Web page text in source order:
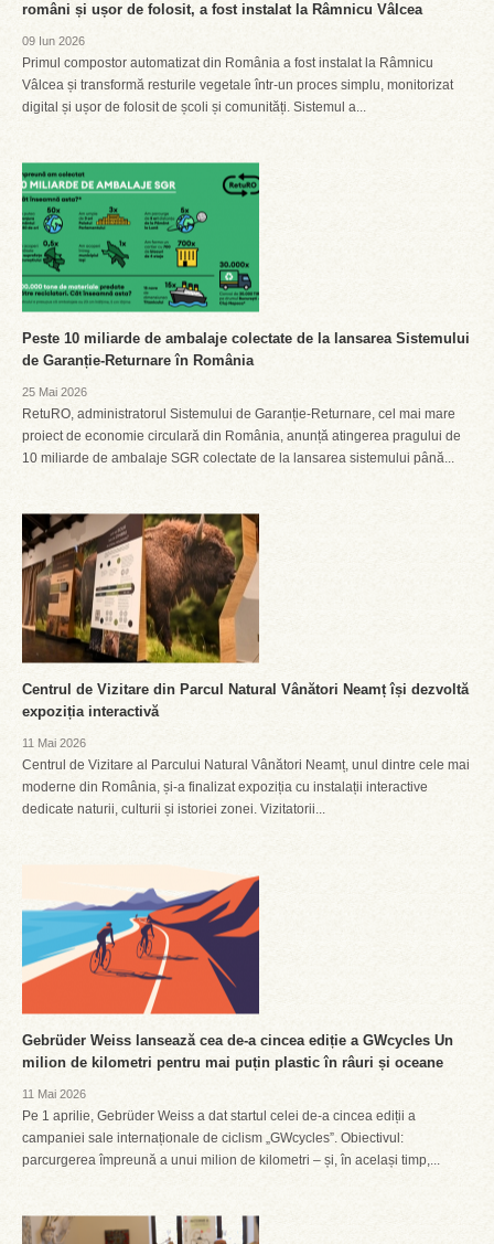
români și ușor de folosit, a fost instalat la Râmnicu Vâlcea
09 Iun 2026
Primul compostor automatizat din România a fost instalat la Râmnicu
Vâlcea și transformă resturile vegetale într-un proces simplu, monitorizat
digital și ușor de folosit de școli și comunități. Sistemul a...
Peste 10 miliarde de ambalaje colectate de la lansarea Sistemului
de Garanție-Returnare în România
25 Mai 2026
RetuRO, administratorul Sistemului de Garanție-Returnare, cel mai mare
proiect de economie circulară din România, anunță atingerea pragului de
10 miliarde de ambalaje SGR colectate de la lansarea sistemului până...
Centrul de Vizitare din Parcul Natural Vânători Neamț își dezvoltă
expoziția interactivă
11 Mai 2026
Centrul de Vizitare al Parcului Natural Vânători Neamț, unul dintre cele mai
moderne din România, și-a finalizat expoziția cu instalații interactive
dedicate naturii, culturii și istoriei zonei. Vizitatorii...
Gebrüder Weiss lansează cea de-a cincea ediție a GWcycles Un
milion de kilometri pentru mai puțin plastic în râuri și oceane
11 Mai 2026
Pe 1 aprilie, Gebrüder Weiss a dat startul celei de-a cincea ediții a
campaniei sale internaționale de ciclism „GWcycles”. Obiectivul:
parcurgerea împreună a unui milion de kilometri – și, în același timp,...